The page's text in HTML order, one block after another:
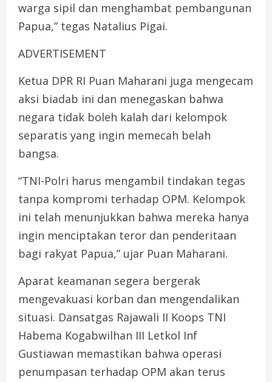
warga sipil dan menghambat pembangunan
Papua,” tegas Natalius Pigai.
ADVERTISEMENT
Ketua DPR RI Puan Maharani juga mengecam
aksi biadab ini dan menegaskan bahwa
negara tidak boleh kalah dari kelompok
separatis yang ingin memecah belah
bangsa.
“TNI-Polri harus mengambil tindakan tegas
tanpa kompromi terhadap OPM. Kelompok
ini telah menunjukkan bahwa mereka hanya
ingin menciptakan teror dan penderitaan
bagi rakyat Papua,” ujar Puan Maharani.
Aparat keamanan segera bergerak
mengevakuasi korban dan mengendalikan
situasi. Dansatgas Rajawali II Koops TNI
Habema Kogabwilhan III Letkol Inf
Gustiawan memastikan bahwa operasi
penumpasan terhadap OPM akan terus